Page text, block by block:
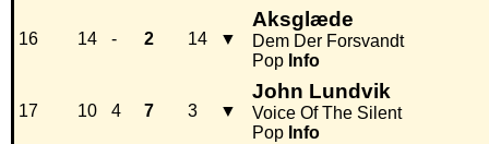
16 14 - 2 14 ▼
Aksglæde
Dem Der Forsvandt
Pop Info
17 10 4 7 3 ▼
John Lundvik
Voice Of The Silent
Pop Info